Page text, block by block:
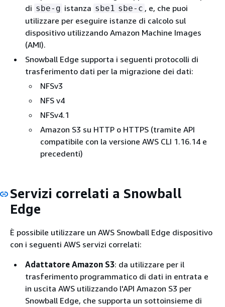
di sbe-g istanza sbe1 sbe-c , e, che puoi
utilizzare per eseguire istanze di calcolo sul
dispositivo utilizzando Amazon Machine Images
(AMI).
Snowball Edge supporta i seguenti protocolli di
trasferimento dati per la migrazione dei dati:
NFSv3
NFS v4
NFSv4.1
Amazon S3 su HTTP o HTTPS (tramite API
compatibile con la versione AWS CLI 1.16.14 e
precedenti)
Servizi correlati a Snowball
Edge
È possibile utilizzare un AWS Snowball Edge dispositivo
con i seguenti AWS servizi correlati:
Adattatore Amazon S3: da utilizzare per il
trasferimento programmatico di dati in entrata e
in uscita AWS utilizzando l'API Amazon S3 per
Snowball Edge, che supporta un sottoinsieme di